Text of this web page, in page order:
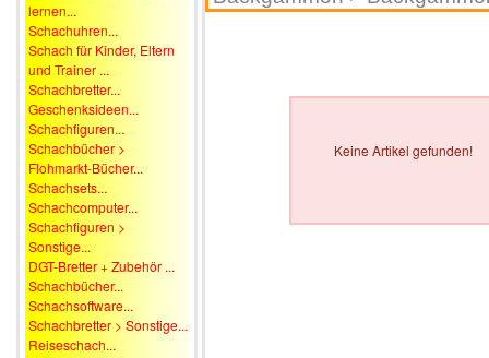
lernen...
Schachuhren...
Schach für Kinder, Eltern
und Trainer ...
Schachbretter...
Geschenksideen...
Schachfiguren...
Schachbücher >
Flohmarkt-Bücher...
Schachsets...
Schachcomputer...
Schachfiguren >
Sonstige...
DGT-Bretter + Zubehör ...
Schachbücher...
Schachsoftware...
Schachbretter > Sonstige...
Reiseschach...
Keine Artikel gefunden!